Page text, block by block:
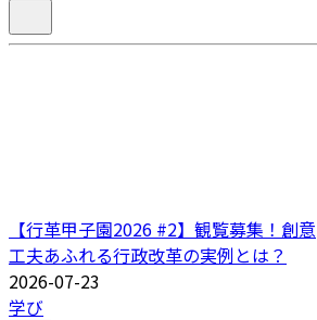
【行革甲子園2026 #2】観覧募集！創意
工夫あふれる行政改革の実例とは？
2026-07-23
学び